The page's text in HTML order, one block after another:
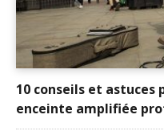
10 conseils et astuces
enceinte amplifiée